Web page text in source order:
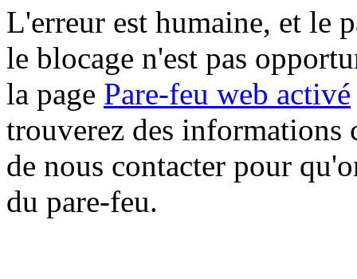
L'erreur est humaine, et le
le blocage n'est pas
la page Pare-feu web activé
trouverez des informations
de nous contacter pour
du pare-feu.